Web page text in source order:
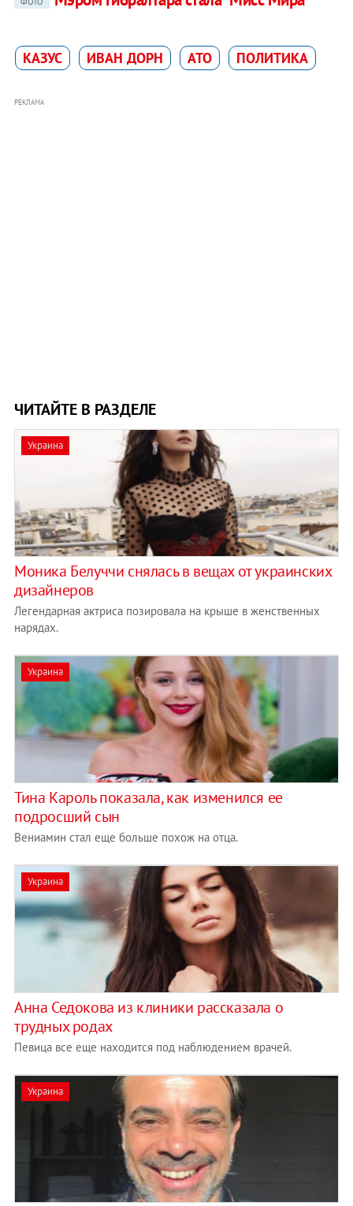
КАЗУС ИВАН ДОРН АТО ПОЛИТИКА
РЕКЛАМА
ЧИТАЙТЕ В РАЗДЕЛЕ
Украина
Моника Белуччи снялась в вещах от украинских
дизайнеров
Легендарная актриса позировала на крыше в женственных
нарядах.
Украина
Тина Кароль показала, как изменился ее
подросший сын
Вениамин стал еще больше похож на отца.
Украина
Анна Седокова из клиники рассказала о
трудных родах
Певица все еще находится под наблюдением врачей.
Украина